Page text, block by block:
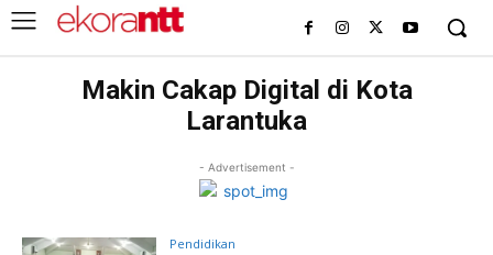
Makin Cakap Digital di Kota
Larantuka
- Advertisement -
Pendidikan